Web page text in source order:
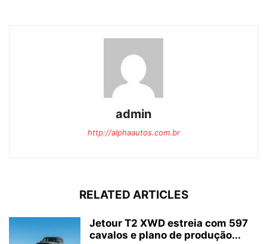
admin
http://alphaautos.com.br
RELATED ARTICLES
Jetour T2 XWD estreia com 597
cavalos e plano de produção...